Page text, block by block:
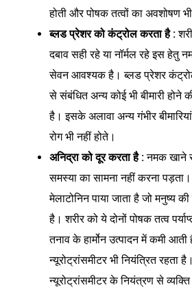
होती और पोषक तत्वों का अवशोषण
ब्लड प्रेशर को कंट्रोल करता है :
दबाव सही रहे या नॉर्मल रहे इस हेतु
सेवन आवश्यक है। ब्लड प्रेशर
से संबंधित अन्य कोई भी बीमारी होने
है। इसके अलावा अन्य गंभीर
रोग भी नहीं होते।
अनिद्रा को दूर करता है :नमक खाने
समस्या का सामना नहीं करना
मेलाटोनिन पाया जाता है जो मनुष्य
है। शरीर को ये दोनों पोषक तत्व
तनाव के हार्मोन उत्पादन में कमी
न्यूरोट्रांसमीटर भी नियंत्रित रहता
न्यूरोट्रांसमीटर के नियंत्रण से